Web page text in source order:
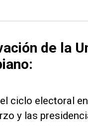
de la
ciclo electoral
y las